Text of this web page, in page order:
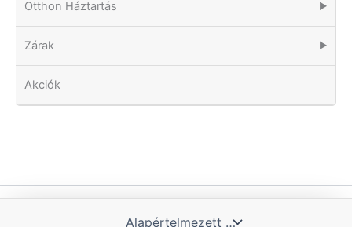
Otthon Háztartás ▶
Zárak ▶
Akciók
Copyright © 2026 Tomka Kft. | Powered by Blue Hill IT Solutions